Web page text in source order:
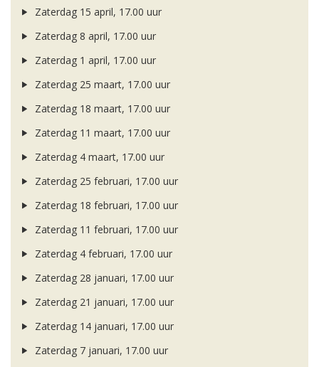
Zaterdag 15 april, 17.00 uur
Zaterdag 8 april, 17.00 uur
Zaterdag 1 april, 17.00 uur
Zaterdag 25 maart, 17.00 uur
Zaterdag 18 maart, 17.00 uur
Zaterdag 11 maart, 17.00 uur
Zaterdag 4 maart, 17.00 uur
Zaterdag 25 februari, 17.00 uur
Zaterdag 18 februari, 17.00 uur
Zaterdag 11 februari, 17.00 uur
Zaterdag 4 februari, 17.00 uur
Zaterdag 28 januari, 17.00 uur
Zaterdag 21 januari, 17.00 uur
Zaterdag 14 januari, 17.00 uur
Zaterdag 7 januari, 17.00 uur